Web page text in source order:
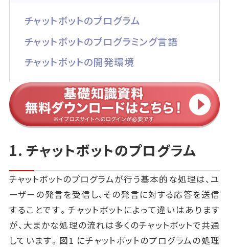
チャットボットのプログラム
チャットボットのプログラミング言語
チャットボットの開発環境
1. チャットボットのプログラム
チャットボットのプログラムが行う基本的な処理は、ユ
ーザーの発言を受信し、その発言に対する応答を送信
することです。チャットボットによって違いはあります
が、大まかな処理の流れは多くのチャットボットで共通
しています。図1 にチャットボットのプログラムの処理